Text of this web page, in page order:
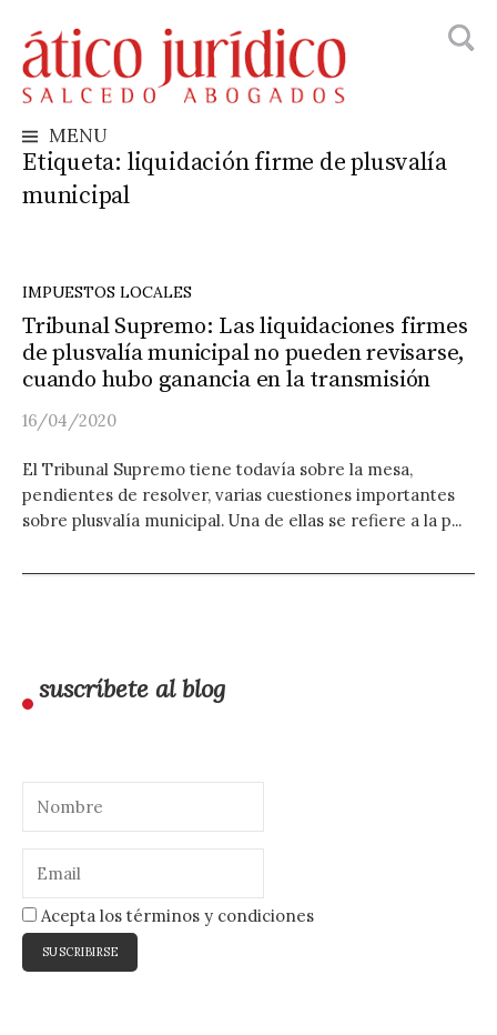
to
content
MENU
Etiqueta: liquidación firme de plusvalía
municipal
IMPUESTOS LOCALES
Tribunal Supremo: Las liquidaciones firmes
de plusvalía municipal no pueden revisarse,
cuando hubo ganancia en la transmisión
16/04/2020
El Tribunal Supremo tiene todavía sobre la mesa,
pendientes de resolver, varias cuestiones importantes
sobre plusvalía municipal. Una de ellas se refiere a la p...
suscríbete al blog
Acepta los términos y condiciones